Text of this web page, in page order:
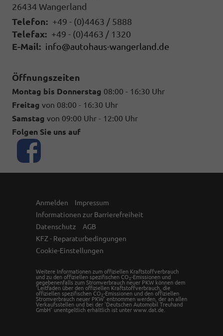
26434 Wangerland
Telefon: +49 - (0)4463 / 5888
Telefax: +49 - (0)4463 / 1320
E-Mail: info@autohaus-wangerland.de
Öffnungszeiten
Montag bis Donnerstag 08:00 - 16:30 Uhr
Freitag von 08:00 - 16:30 Uhr
Samstag von 09:00 Uhr - 12:00 Uhr
Folgen Sie uns auf
Anmelden
Impressum
Informationen zur Barrierefreiheit
Datenschutz
AGB
KFZ - Reparaturbedingungen
Cookie-Einstellungen
Weitere Informationen zum offiziellen Kraftstoffverbrauch
und zu den offiziellen spezifischen CO 2-Emissionen und
gegebenenfalls zum Stromverbrauch neuer PKW können dem
'Leitfaden über den offiziellen Kraftstoffverbrauch, die
offiziellen spezifischen CO 2-Emissionen und den offiziellen
Stromverbrauch neuer PKW' entnommen werden, der an allen
Verkaufsstellen und bei der 'Deutschen Automobil Treuhand
GmbH' unentgeltlich erhältlich ist unter www.dat.de.